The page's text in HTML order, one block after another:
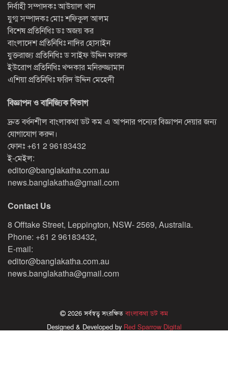
নির্বাহী সম্পাদকঃ আউয়াল খান
যুগ্ম সম্পাদকঃ মোঃ শফিকুল আলম
বিশেষ প্রতিনিধিঃ ডঃ অজয় কর
বাংলাদেশ প্রতিনিধিঃ নাদির হোসাইন
যুক্তরাজ্য প্রতিনিধিঃ ড সাইফ উদ্দিন ফারুক
ইউরোপ প্রতিনিধিঃ খন্দকার মনিরুজ্জামান
এশিয়া প্রতিনিধিঃ ফরিদ উদ্দিন মেহেদী
বিজ্ঞাপন ও বানিজ্যিক বিভাগ
দ্রুত বর্ধনশীল বাংলাকথা ডট কম এ আপনার পন্যের বিজ্ঞাপন দেয়ার জন্য
যোগাযোগ করুন।
ফোনঃ +61 2 96183432
ই-মেইল:
editor@banglakatha.com.au
news.banglakatha@gmail.com
Contact Us
8 Offtake Street, Leppington, NSW- 2569, Australia.
Phone: +61 2 96183432,
E-mail:
editor@banglakatha.com.au
news.banglakatha@gmail.com
2026 সর্বস্বত্ব সংরক্ষিতবাংলাকথা ডট কম
Designed & Developed by Red Sparrow Digital